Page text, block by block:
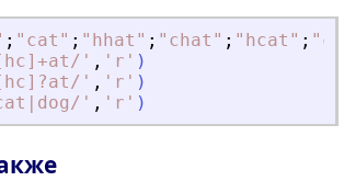
; " cat " ; " hhat " ; " chat " ; " hcat " ; "
' , ' r ' )
' , ' r ' )
' , ' r ' )